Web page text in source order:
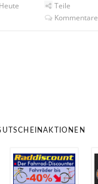
Teile
Kommentare